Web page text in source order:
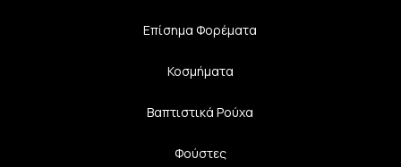
Επίσημα Φορέματα
Κοσμήματα
Βαπτιστικά Ρούχα
Φούστες